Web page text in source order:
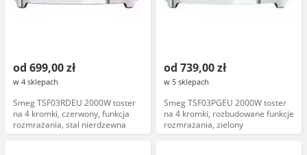
od 699,00 zł
w 4 sklepach
Smeg TSF03RDEU 2000W toster
na 4 kromki, czerwony, funkcja
rozmrażania, stal nierdzewna
od 739,00 zł
w 5 sklepach
Smeg TSF03PGEU 2000W toster
na 4 kromki, rozbudowane funkcje
rozmrażania, zielony